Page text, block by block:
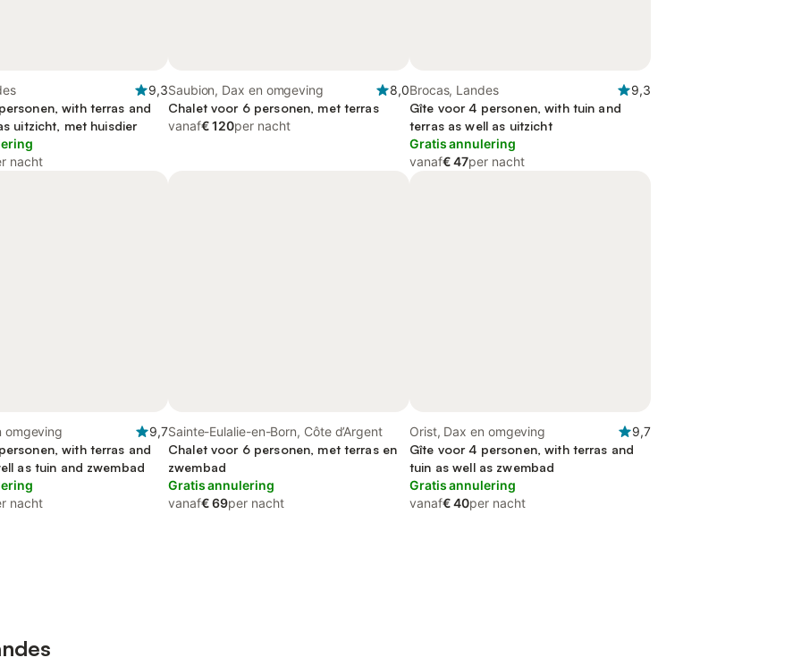
9,3
with terras and
uitzicht, met huisdier
nacht
Saubion, Dax en omgeving
8,0
Chalet voor 6 personen, met terras
vanaf€ 120per nacht
Brocas, Landes
9,3
Gîte voor 4 personen, with tuin and
terras as well as uitzicht
Gratis annulering
vanaf€ 47per nacht
omgeving
9,7
with terras and
as tuin and zwembad
nacht
Sainte-Eulalie-en-Born, Côte d’Argent
Chalet voor 6 personen, met terras en
zwembad
Gratis annulering
vanaf€ 69per nacht
Orist, Dax en omgeving
9,7
Gîte voor 4 personen, with terras and
tuin as well as zwembad
Gratis annulering
vanaf€ 40per nacht